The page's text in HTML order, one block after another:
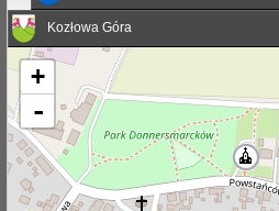
Kozłowa Góra
+
-